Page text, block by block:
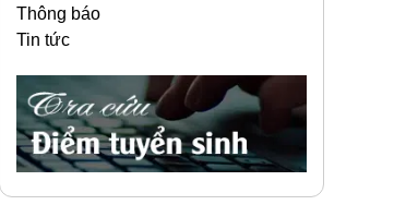
Thông báo
Tin tức